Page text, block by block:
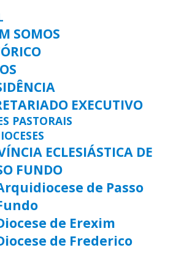
SOMOS
EXECUTIVO
PASTORAIS
ECLESIÁSTICA DE
FUNDO
de Passo
de Erexim
de Frederico